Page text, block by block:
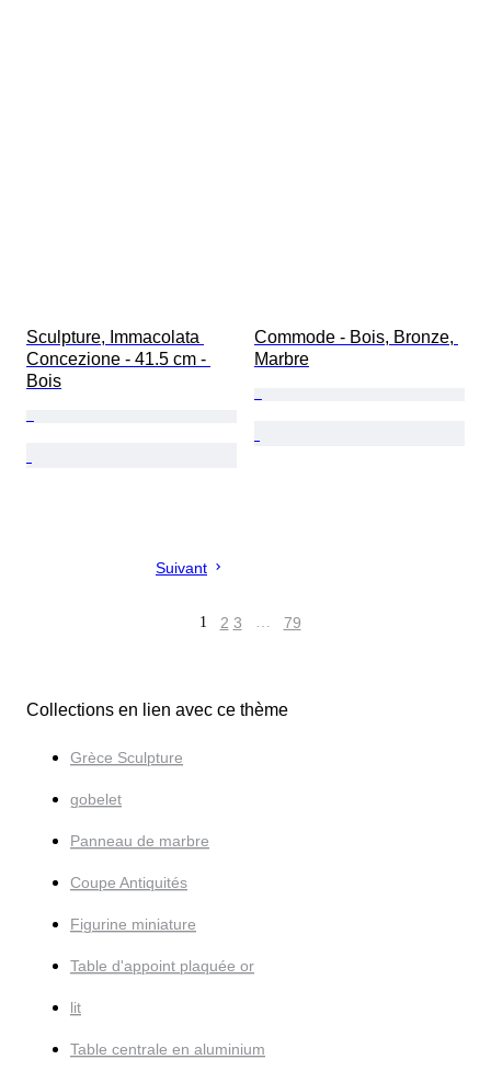
Sculpture, Immacolata
Concezione - 41.5 cm -
Bois
Commode - Bois, Bronze,
Marbre
Suivant
1 2 3 … 79
Collections en lien avec ce thème
Grèce Sculpture
gobelet
Panneau de marbre
Coupe Antiquités
Figurine miniature
Table d'appoint plaquée or
lit
Table centrale en aluminium